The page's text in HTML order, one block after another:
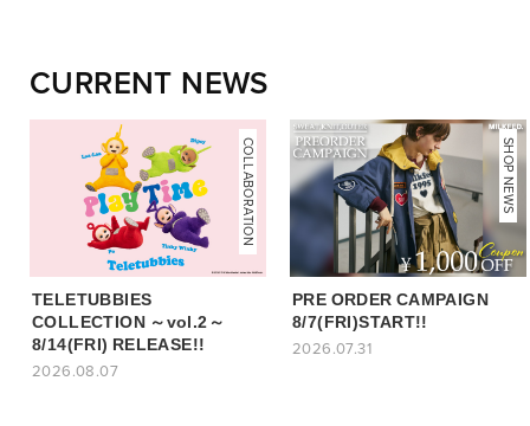
CURRENT NEWS
COLLABORATION
TELETUBBIES
COLLECTION ～vol.2～
8/14(FRI) RELEASE!!
2026.08.07
NEWS
SHOP NEWS
PRE ORDER CAMPAIGN
8/7(FRI)START!!
2026.07.31